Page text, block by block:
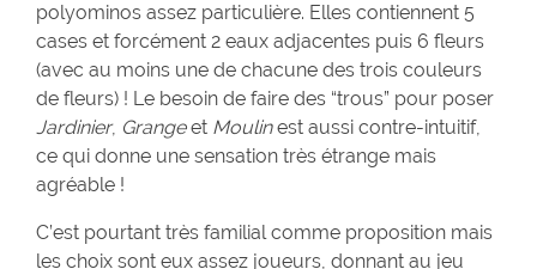
polyominos assez particulière. Elles contiennent 5
cases et forcément 2 eaux adjacentes puis 6 fleurs
(avec au moins une de chacune des trois couleurs
de fleurs) ! Le besoin de faire des “trous” pour poser
Jardinier, Grangeet Moulinest aussi contre-intuitif,
ce qui donne une sensation très étrange mais
agréable !
C’est pourtant très familial comme proposition mais
les choix sont eux assez joueurs, donnant au jeu